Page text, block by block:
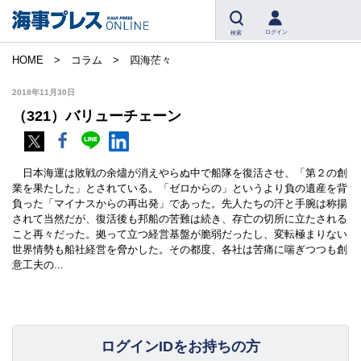
検索 ログイン
HOME コラム 四海茫々
2018年11月30日
（321）バリューチェーン
日本海運は敗戦の余燼が消えやらぬ中で船隊を復活させ、「第２の創
業を果たした」とされている。「ゼロからの」というより負の遺産を背
負った「マイナスからの再出発」であった。先人たちの汗と手腕は称揚
されて当然だが、復活後も邦船の苦難は続き、存亡の切所に立たされる
こと再々だった。拠って立つ経営基盤が脆弱だったし、変転極まりない
世界情勢も船社経営を脅かした。その都度、各社は苦痛に喘ぎつつも創
意工夫の...
ログインIDをお持ちの方